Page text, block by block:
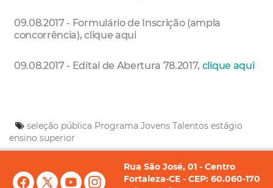
09.08.2017 - Formulário de Inscrição (ampla
concorrência), clique aqui
09.08.2017 - Edital de Abertura 78.2017, clique aqui
seleção pública Programa Jovens Talentos estágio
ensino superior
Rua São José, 01 - Centro
Fortaleza-CE - CEP: 60.060-170